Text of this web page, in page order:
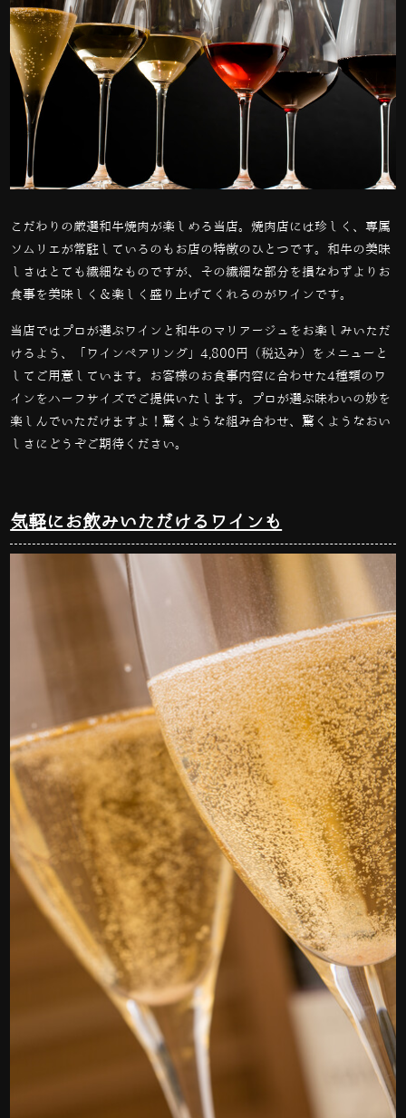
こだわりの厳選和牛焼肉が楽しめる当店。焼肉店には珍しく、専属
ソムリエが常駐しているのもお店の特徴のひとつです。和牛の美味
しさはとても繊細なものですが、その繊細な部分を損なわずよりお
食事を美味しく＆楽しく盛り上げてくれるのがワインです。
当店ではプロが選ぶワインと和牛のマリアージュをお楽しみいただ
けるよう、「ワインペアリング」4,800円（税込み）をメニューと
してご用意しています。お客様のお食事内容に合わせた4種類のワ
インをハーフサイズでご提供いたします。プロが選ぶ味わいの妙を
楽しんでいただけますよ！驚くような組み合わせ、驚くようなおい
しさにどうぞご期待ください。
気軽にお飲みいただけるワインも